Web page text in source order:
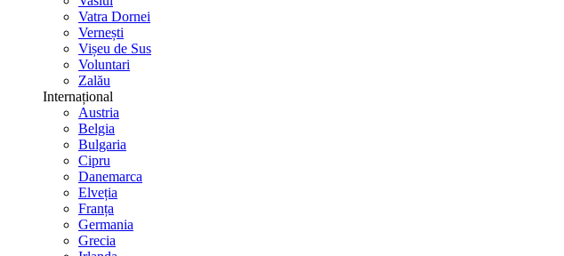
Vatra Dornei
Vernești
Vișeu de Sus
Voluntari
Zalău
Internațional
Austria
Belgia
Bulgaria
Cipru
Danemarca
Elveția
Franța
Germania
Grecia